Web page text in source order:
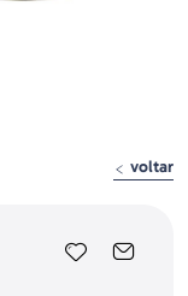
voltar